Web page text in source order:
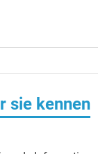
sie kennen